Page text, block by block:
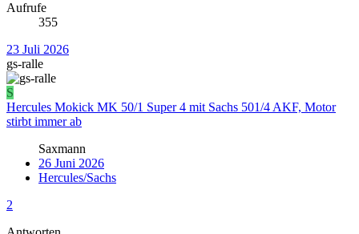
Aufrufe
355
23 Juli 2026
gs-ralle
S
Hercules Mokick MK 50/1 Super 4 mit Sachs 501/4 AKF, Motor
stirbt immer ab
Saxmann
26 Juni 2026
Hercules/Sachs
2